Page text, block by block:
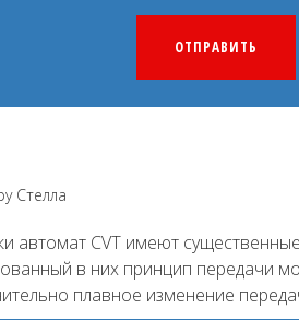
автомат CVT имеют
в них принцип передачи
плавное изменение